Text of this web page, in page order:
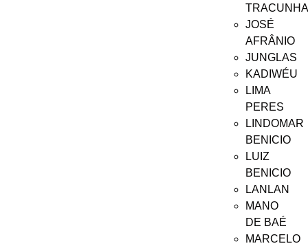
JOSÉ
AFRÂNIO
JUNGLAS
KADIWÉU
LIMA
PERES
LINDOMAR
BENICIO
LUIZ
BENICIO
LANLAN
MANO
DE BAÉ
MARCELO